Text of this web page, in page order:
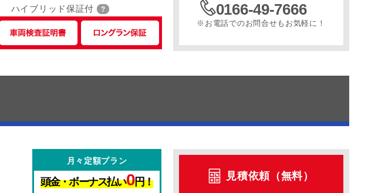
ハイブリッド保証付 0166-49-7666
※お電話でのお問合せもお気軽に！
月々定額プラン
頭金・ボーナス払い0円！ 見積依頼（無料）